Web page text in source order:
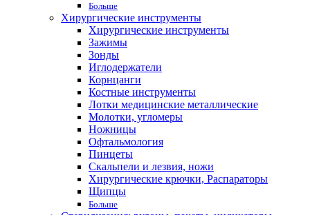
Больше
Хирургические инструменты
Хирургические инструменты
Зажимы
Зонды
Иглодержатели
Корнцанги
Костные инструменты
Лотки медицинские металлические
Молотки, угломеры
Ножницы
Офтальмология
Пинцеты
Скальпели и лезвия, ножи
Хирургические крючки, Распараторы
Щипцы
Больше